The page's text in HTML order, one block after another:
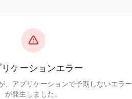
ケーションエラー
、アプリケーションで予期しないエラー
が発生しました。